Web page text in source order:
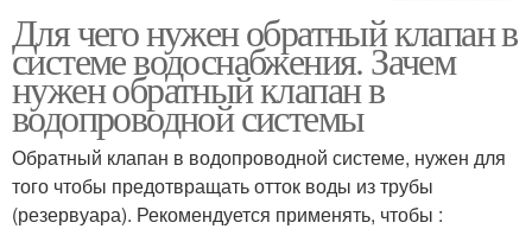
Обратные клапаны Клапаны для насосов
Клапан для воды
Проблемы с обратным
клапаном
Для чего нужен обратный клапан в
системе водоснабжения. Зачем
нужен обратный клапан в
водопроводной системы
Обратный клапан в водопроводной системе, нужен для
того чтобы предотвращать отток воды из трубы
(резервуара). Рекомендуется применять, чтобы :